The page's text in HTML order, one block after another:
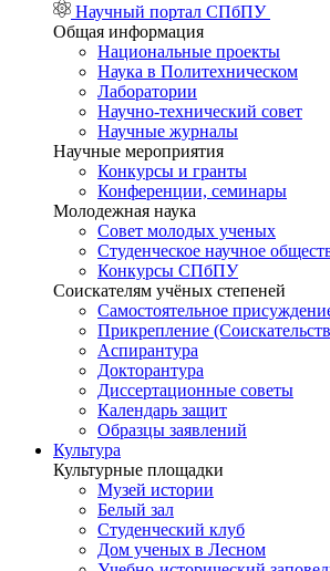
Научный портал СПбПУ
Общая информация
Национальные проекты
Наука в Политехническом
Лаборатории
Научно-технический совет
Научные журналы
Научные мероприятия
Конкурсы и гранты
Конференции, семинары
Молодежная наука
Совет молодых ученых
Студенческое научное
Конкурсы СПбПУ
Соискателям учёных степеней
Самостоятельное
Прикрепление
Аспирантура
Докторантура
Диссертационные советы
Календарь защит
Образцы заявлений
Культура
Культурные площадки
Музей истории
Белый зал
Студенческий клуб
Дом ученых в Лесном